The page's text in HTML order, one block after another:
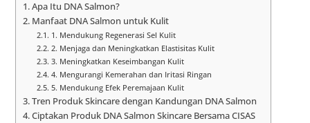
Apa Itu DNA Salmon?
Manfaat DNA Salmon untuk Kulit
1. Mendukung Regenerasi Sel Kulit
2. Menjaga dan Meningkatkan Elastisitas Kulit
3. Meningkatkan Keseimbangan Kulit
4. Mengurangi Kemerahan dan Iritasi Ringan
5. Mendukung Efek Peremajaan Kulit
Tren Produk Skincare dengan Kandungan DNA Salmon
Ciptakan Produk DNA Salmon Skincare Bersama CISAS